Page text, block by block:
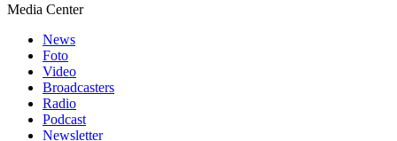
Media Center
News
Foto
Video
Broadcasters
Radio
Podcast
Newsletter